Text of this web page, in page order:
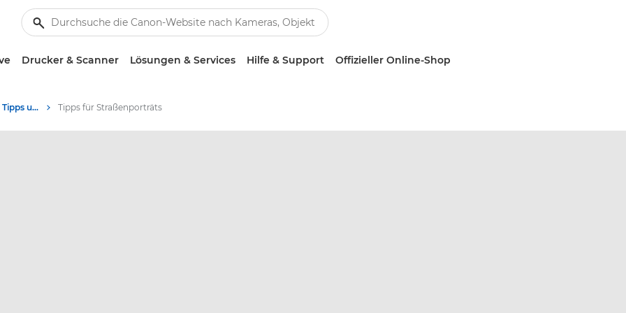
Drucker & Scanner Lösungen & Services Hilfe & Support Offizieller Online-Shop
Fotografie und Druck: Tipps und Techniken Tipps für Straßenporträts